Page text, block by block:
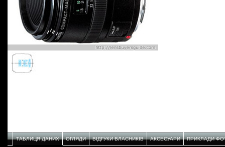
ТАБЛИЦЯ ДАНИХ ОГЛЯДИ ВІДГУКИ ВЛАСНИКІВ АКСЕСУАРИ ПРИКЛАДИ